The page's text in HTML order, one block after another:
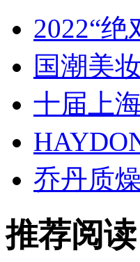
2022“
国潮美
十届上
乔丹质
推荐阅读